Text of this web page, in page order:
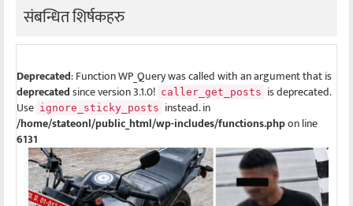
संबन्धित शिर्षकहरु
Deprecated: Function WP_Query was called with an argument that is
deprecatedsince version 3.1.0! caller_get_posts is deprecated.
Use ignore_sticky_posts instead. in
/home/stateonl/public_html/wp-includes/functions.phpon line
6131